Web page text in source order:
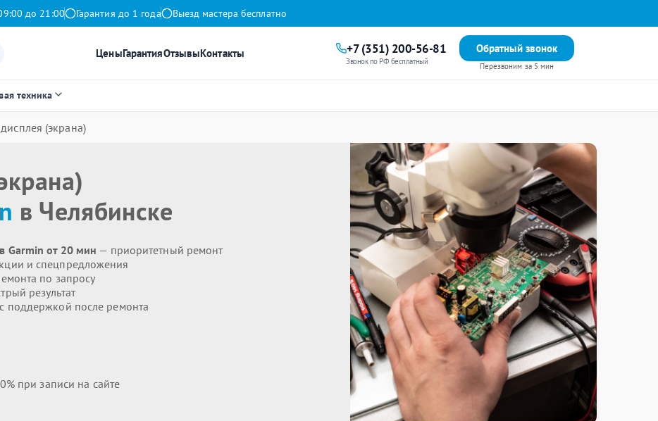
до 21:00 Гарантия до 1 года Выезд мастера бесплатно
ЦеныГарантияОтзывыКонтакты +7 (351) 200-56-81
Звонок по РФ бесплатный
Обратный звонок
Перезвоним за 5 мин
техника
(экрана)
в Челябинске
Garmin от 20 мин — приоритетный ремонт
и спецпредложения
по запросу
результат
поддержкой после ремонта
при записи на сайте